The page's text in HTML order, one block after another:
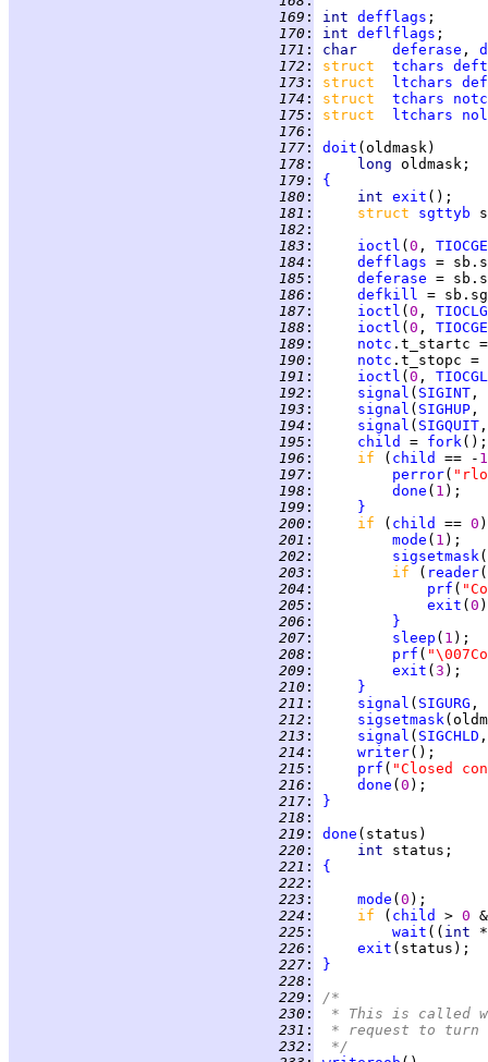
169 : int defflags
170 : int deflflags
171 : char deferase ,
172 : struct tchars
173 : struct ltchars
174 : struct tchars
notc
175 : struct ltchars
176 :
177 : doit
178 : long
179 :
{
180 : int exit
181 : struct sgttyb
182 :
183 : ioctl ( 0 ,
184 : defflags =
185 :
deferase
186 :
defkill
187 : ioctl ( 0 ,
188 : ioctl ( 0 ,
189 : notc .t_startc
190 : notc .t_stopc =
191 : ioctl ( 0 ,
192 : signal ( SIGINT ,
193 : signal ( SIGHUP ,
194 : signal ( SIGQUIT
195 : child = fork
196 : if ( child == - 1
197 : perror(
198 : done ( 1
199 :
}
200 : if ( child == 0
201 : mode ( 1
202 :
sigsetmask
203 : if ( reader
204 : prf (
205 : exit ( 0
206 :
}
207 : sleep ( 1
208 : prf (
209 : exit ( 3
210 :
}
211 : signal ( SIGURG ,
212 :
sigsetmask
213 : signal ( SIGCHLD
214 : writer
215 : prf ( "Closed
216 : done ( 0
217 :
}
218 :
219 : done
220 : int
221 :
{
222 :
223 : mode ( 0
224 : if ( child > 0
225 : wait (( int
226 : exit
227 :
}
228 :
229 :
/*
230 :
* This is called
231 :
* request to turn
232 :
*/